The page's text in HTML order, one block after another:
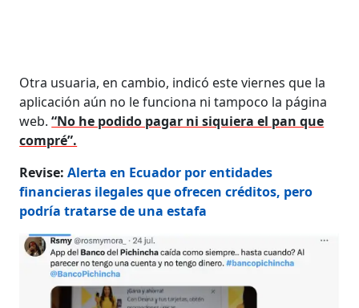
Otra usuaria, en cambio, indicó este viernes que la
aplicación aún no le funciona ni tampoco la página
web.“No he podido pagar ni siquiera el pan que
compré”.
Revise: Alerta en Ecuador por entidades
financieras ilegales que ofrecen créditos, pero
podría tratarse de una estafa